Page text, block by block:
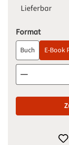
Lieferbar
Format
Buch E-Book
Produkt